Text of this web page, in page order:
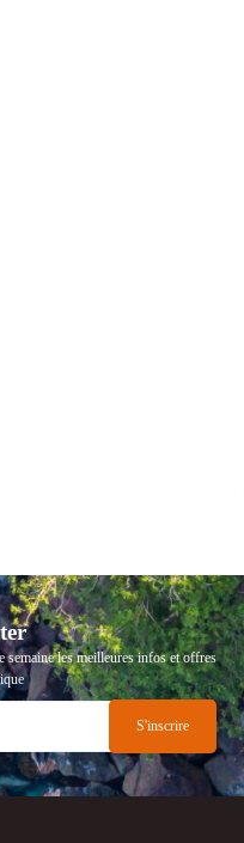
semaine les meilleures infos et offres